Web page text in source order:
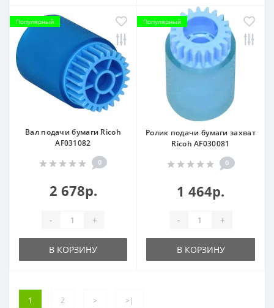
Популярный
Вал подачи бумаги Ricoh
AF031082
0
2 678р.
- +
В КОРЗИНУ
Популярный
Ролик подачи бумаги захват
Ricoh AF030081
0
1 464р.
- +
В КОРЗИНУ
1 2 > >|